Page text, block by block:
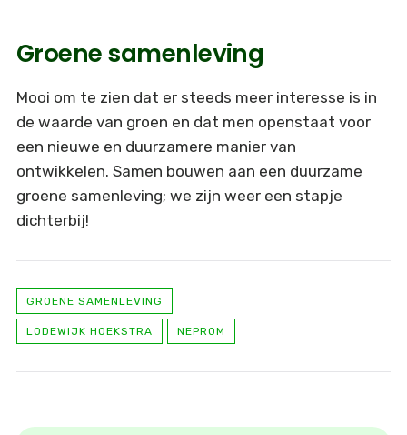
Groene samenleving
Mooi om te zien dat er steeds meer interesse is in
de waarde van groen en dat men openstaat voor
een nieuwe en duurzamere manier van
ontwikkelen. Samen bouwen aan een duurzame
groene samenleving; we zijn weer een stapje
dichterbij!
GROENE SAMENLEVING
LODEWIJK HOEKSTRA NEPROM